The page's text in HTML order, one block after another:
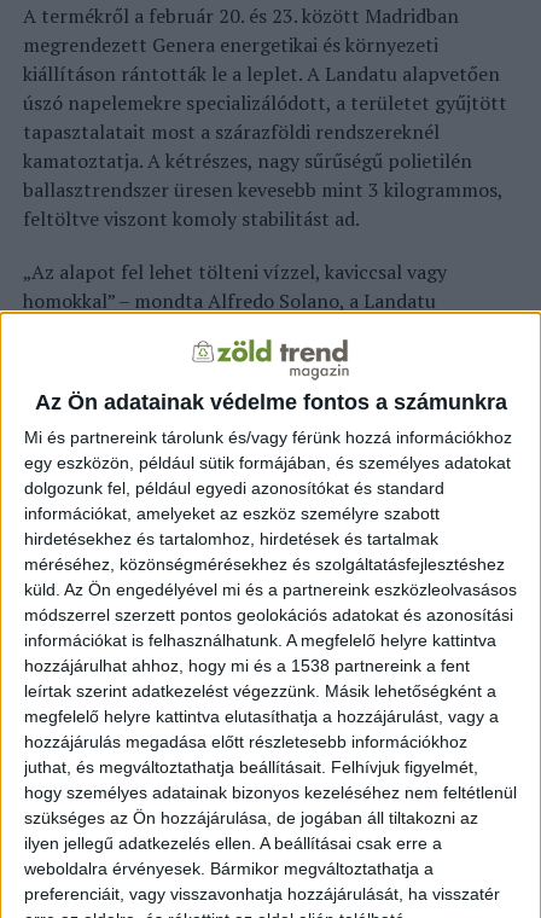
Az Ön adatainak védelme fontos a számunkra
Mi és partnereink tárolunk és/vagy férünk hozzá információkhoz
egy eszközön, például sütik formájában, és személyes adatokat
dolgozunk fel, például egyedi azonosítókat és standard
információkat, amelyeket az eszköz személyre szabott
hirdetésekhez és tartalomhoz, hirdetések és tartalmak
méréséhez, közönségmérésekhez és szolgáltatásfejlesztéshez
küld. Az Ön engedélyével mi és a partnereink eszközleolvasásos
módszerrel szerzett pontos geolokációs adatokat és azonosítási
információkat is felhasználhatunk. A megfelelő helyre kattintva
hozzájárulhat ahhoz, hogy mi és a 1538 partnereink a fent
leírtak szerint adatkezelést végezzünk. Másik lehetőségként a
megfelelő helyre kattintva elutasíthatja a hozzájárulást, vagy a
hozzájárulás megadása előtt részletesebb információkhoz
juthat, és megváltoztathatja beállításait. Felhívjuk figyelmét,
hogy személyes adatainak bizonyos kezeléséhez nem feltétlenül
szükséges az Ön hozzájárulása, de jogában áll tiltakozni az
ilyen jellegű adatkezelés ellen. A beállításai csak erre a
weboldalra érvényesek. Bármikor megváltoztathatja a
preferenciáit, vagy visszavonhatja hozzájárulását, ha visszatér
A termékről a február 20. és 23. között Madridban
megrendezett Genera energetikai és környezeti
kiállításon rántották le a leplet. A Landatu alapvetően
úszó napelemekre specializálódott, a területet gyűjtött
tapasztalatait most a szárazföldi rendszereknél
kamatoztatja. A kétrészes, nagy sűrűségű polietilén
ballasztrendszer üresen kevesebb mint 3 kilogrammos,
feltöltve viszont komoly stabilitást ad.
„Az alapot fel lehet tölteni vízzel, kaviccsal vagy
homokkal” – mondta Alfredo Solano, a Landatu
56 liter, de kaviccsal vagy homokkal használva akár 100
kilogrammos tömeget is elérhet. A spanyol startup
állítása szerint a rögzítőrendszer akár elképesztő, 162
kilométer per órás szélsebességnek is képes ellenállni, a
termékre tíz év garancia érhető el.
A Landblocknak nevezett eszköz 465-szer 1235-szer
480 milliméteres, a csomag dugókkal, fém
rögzítőelemekkel és rozsdamentes acélból készült
csavarokkal kapható. A fotovoltaikus modulok
közvetlenül ezen tartószerkezethez vannak rögzítve az
extra alkatrészekkel, így elkerülhető, hogy a tetőt át
kelljen fúrni. A panelek 15 fokos szögben helyezhetőek
el a rögzítőben.
Landatu szerint a ballasztrendszer akár 10-szer
könnyebb is lehet, mint a hagyományos, betonos
rögzítők, ami nemcsak megkönnyíti a telepítést, de a
felszerelés biztonságát is növeli. A szakember először
elhelyezheti a terméket a kívánt helyre, és elég ezután